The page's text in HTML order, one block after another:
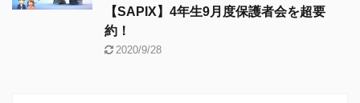
【SAPIX】4年生9月度保護者会を超要
約！
2020/9/28